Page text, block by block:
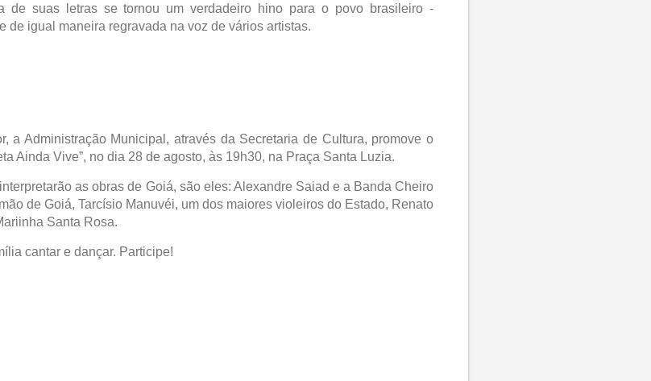
de suas letras se tornou um verdadeiro hino para o povo brasileiro -
de igual maneira regravada na voz de vários artistas.
a Administração Municipal, através da Secretaria de Cultura, promove o
Ainda Vive”, no dia 28 de agosto, às 19h30, na Praça Santa Luzia.
as obras de Goiá, são eles: Alexandre Saiad e a Banda Cheiro
de Goiá, Tarcísio Manuvéi, um dos maiores violeiros do Estado, Renato
Santa Rosa.
cantar e dançar. Participe!